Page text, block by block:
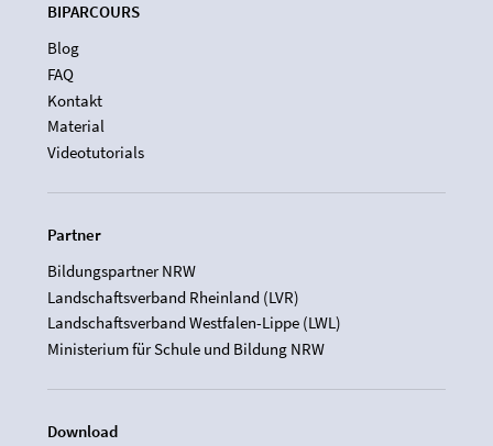
BIPARCOURS
Blog
FAQ
Kontakt
Material
Videotutorials
Partner
Bildungspartner NRW
Landschaftsverband Rheinland (LVR)
Landschaftsverband Westfalen-Lippe (LWL)
Ministerium für Schule und Bildung NRW
Download